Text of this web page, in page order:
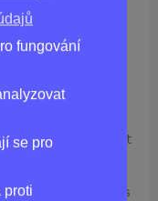
webu
fungování
provoz na webu
personalizovanou
se pro
(nelze
proti
účinků, které
cíle:
tělu spalovat
Edému:
Easyloss